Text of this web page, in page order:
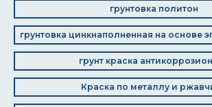
грунтовка политон
грунтовка цинкнаполненная на основе
грунт краска
Краска по металлу и